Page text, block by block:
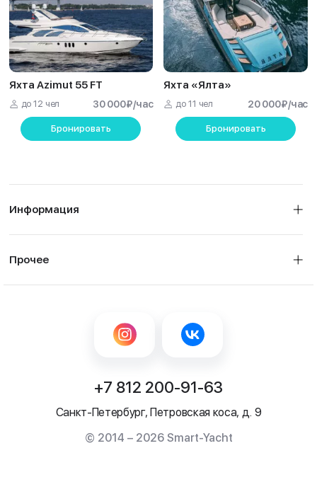
Яхта Azimut 55 FT
до 12 чел 30 000₽/час
Бронировать
Яхта «Ялта»
до 11 чел 20 000₽/час
Бронировать
Информация
Прочее
+7 812 200-91-63
Санкт-Петербург, Петровская коса, д. 9
© 2014 – 2026 Smart-Yacht